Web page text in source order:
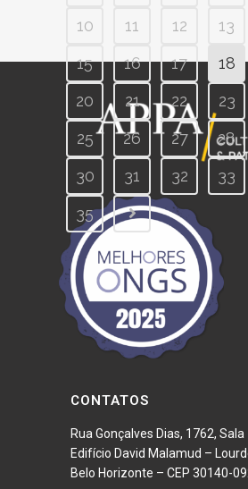
10
11 12 13
15
16 17 18
20
21 22 23
25
26 27 28
30
31 32 33
35
CONTATOS
Rua Gonçalves Dias, 1762, Sala
Edifício David Malamud –
Belo Horizonte – CEP 30140-